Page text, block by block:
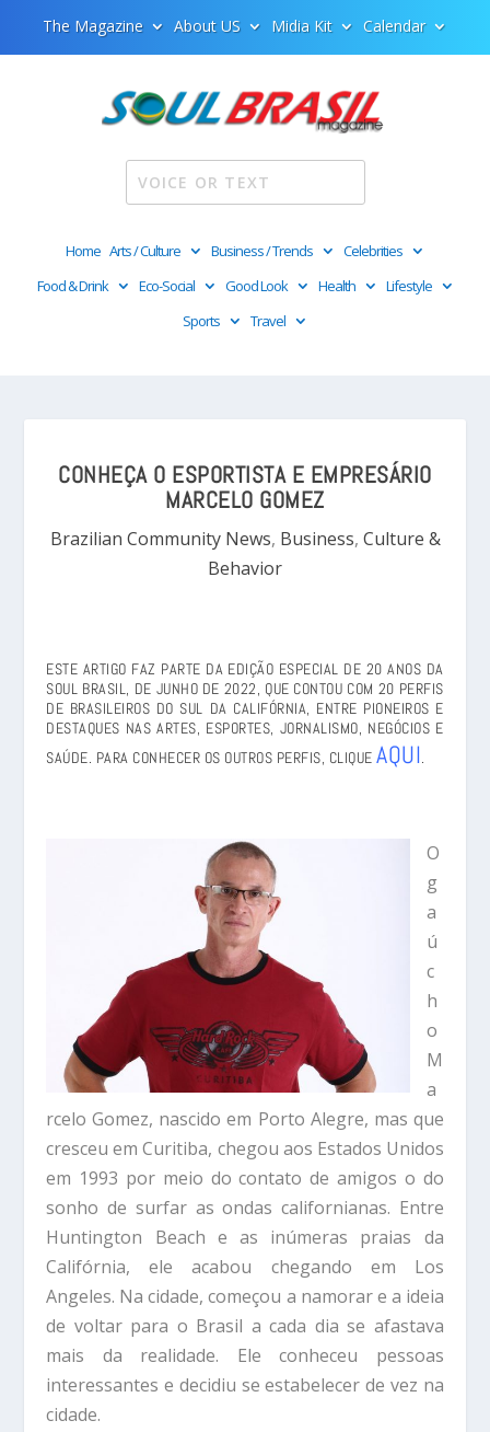
The Magazine About US Midia Kit Calendar
Home Arts / Culture Business / Trends
Celebrities
Food & Drink
Eco-Social Good Look Health
Lifestyle
Sports
Travel
CONHEÇA O ESPORTISTA E EMPRESÁRIO
MARCELO GOMEZ
Brazilian Community News, Business, Culture &
Behavior
ESTE ARTIGO FAZ PARTE DA EDIÇÃO ESPECIAL DE 20 ANOS DA
SOUL BRASIL, DE JUNHO DE 2022, QUE CONTOU COM 20 PERFIS
DE BRASILEIROS DO SUL DA CALIFÓRNIA, ENTRE PIONEIROS E
DESTAQUES NAS ARTES, ESPORTES, JORNALISMO, NEGÓCIOS E
SAÚDE. PARA CONHECER OS OUTROS PERFIS, CLIQUEAQUI.
O
g
a
ú
c
h
o
M
a
rcelo Gomez, nascido em Porto Alegre, mas que
cresceu em Curitiba, chegou aos Estados Unidos
em 1993 por meio do contato de amigos o do
sonho de surfar as ondas californianas. Entre
Huntington Beach e as inúmeras praias da
Califórnia, ele acabou chegando em Los
Angeles. Na cidade, começou a namorar e a ideia
de voltar para o Brasil a cada dia se afastava
mais da realidade. Ele conheceu pessoas
interessantes e decidiu se estabelecer de vez na
cidade.